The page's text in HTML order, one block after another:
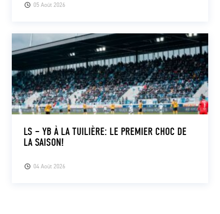
05 Août 2026
04 Août 2026
LS – YB À LA TUILIÈRE: LE PREMIER CHOC DE
LA SAISON!